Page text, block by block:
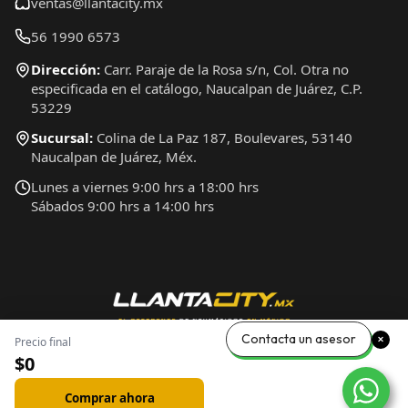
Precio final
$0
Comprar ahora
56 1990 6573
Dirección: Carr. Paraje de la Rosa s/n, Col. Otra no
especificada en el catálogo, Naucalpan de Juárez, C.P.
53229
Sucursal: Colina de La Paz 187, Boulevares, 53140
Naucalpan de Juárez, Méx.
Lunes a viernes 9:00 hrs a 18:00 hrs
Sábados 9:00 hrs a 14:00 hrs
Contacta un asesor